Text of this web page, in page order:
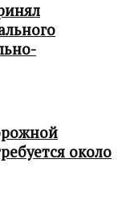
около